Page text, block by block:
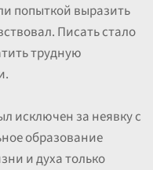
попыткой выразить
Писать стало
трудную
исключен за неявку с
образование
и духа только